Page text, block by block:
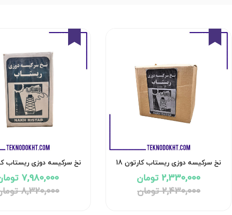
4%
نخ سرکیسه دوزی ریستاب کارتون 18
تایی 200 گرمی
2,330,000 تومان
2,430,000 تومان
4%
تایی 200 گرمی
7,980,000 تومان
8,320,000 تومان